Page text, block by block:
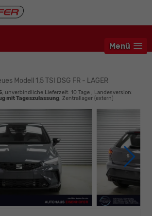
Menü
Modell 1,5 TSI DSG FR - LAGER
, unverbindliche Lieferzeit: 10 Tage , Landesversion:
mit Tageszulassung, Zentrallager (extern)